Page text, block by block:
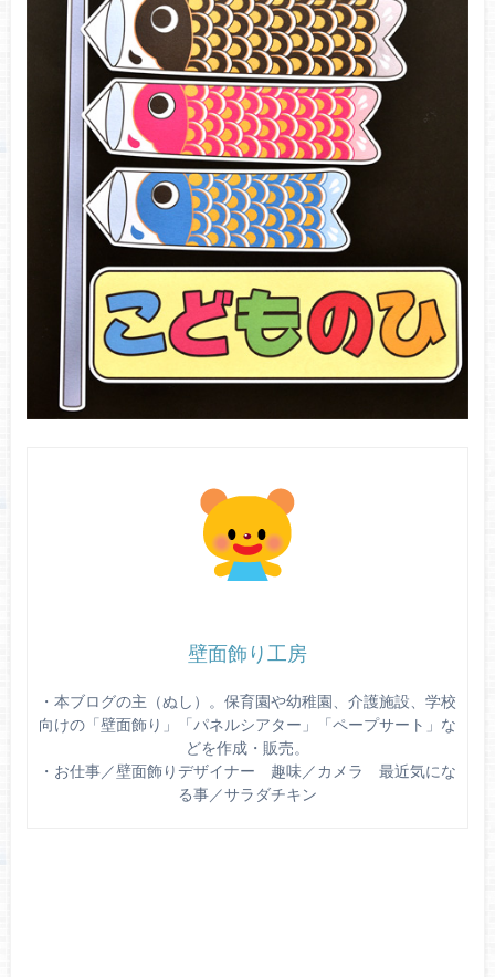
壁面飾り工房
・本ブログの主（ぬし）。保育園や幼稚園、介護施設、学校
向けの「壁面飾り」「パネルシアター」「ペープサート」な
どを作成・販売。
・お仕事／壁面飾りデザイナー 趣味／カメラ 最近気にな
る事／サラダチキン